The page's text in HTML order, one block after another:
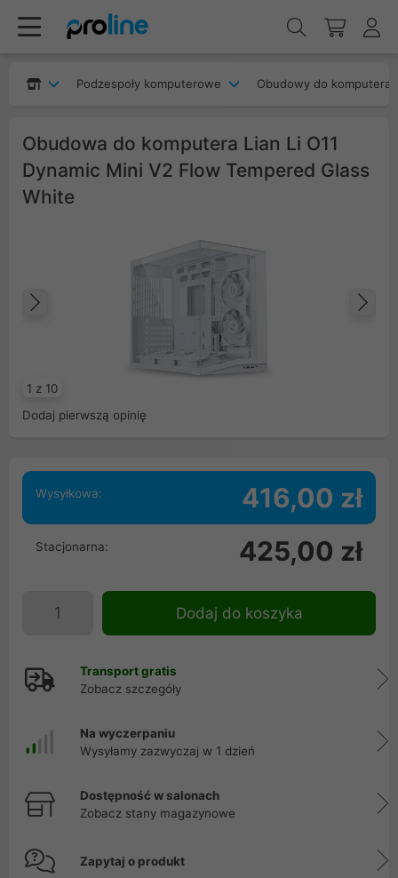
Podzespoły komputerowe Obudowy do komputera
Obudowa do komputera Lian Li O11
Dynamic Mini V2 Flow Tempered Glass
White
1 z 10
Poprzedni
Dodaj pierwszą opinię
Wysyłkowa: 416,00 zł
Stacjonarna: 425,00 zł
Dodaj do koszyka
Transport gratis
Zobacz szczegóły
Na wyczerpaniu
Wysyłamy zazwyczaj w 1 dzień
Dostępność w salonach
Zobacz stany magazynowe
Zapytaj o produkt